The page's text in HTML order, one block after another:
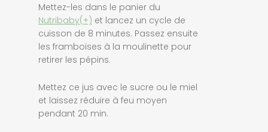
Mettez-les dans le panier du
Nutribaby(+) et lancez un cycle de
cuisson de 8 minutes. Passez ensuite
les framboises à la moulinette pour
retirer les pépins.
Mettez ce jus avec le sucre ou le miel
et laissez réduire à feu moyen
pendant 20 min.